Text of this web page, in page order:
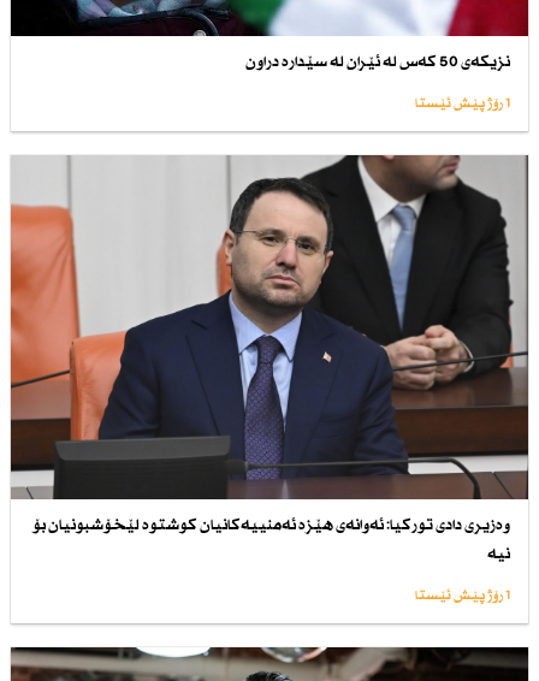
نزیكەی 50 كەس لە ئێران لە سێدارە دراون
1 رۆژ پێش ئێستا
وەزیری دادی توركیا: ئەوانەی هێزە ئەمنییەكانیان كوشتوە لێخۆشبونیان بۆ
نیە
1 رۆژ پێش ئێستا